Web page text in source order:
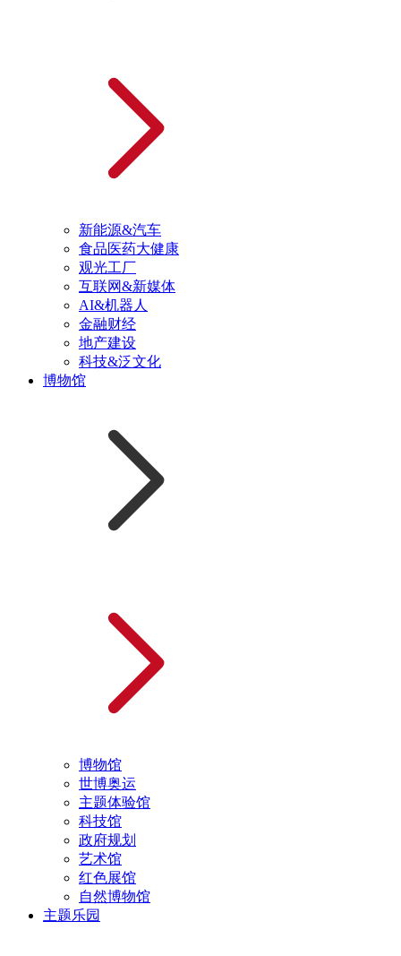
新能源&汽车
食品医药大健康
观光工厂
互联网&新媒体
AI&机器人
金融财经
地产建设
科技&泛文化
博物馆
博物馆
世博奥运
主题体验馆
科技馆
政府规划
艺术馆
红色展馆
自然博物馆
主题乐园